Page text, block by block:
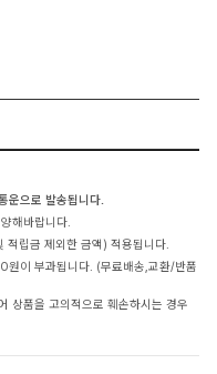
운으로 발송됩니다.
해바랍니다.
립금 제외한 금액) 적용됩니다.
이 부과됩니다. (무료배송,교환/반품
상품을 고의적으로 훼손하시는 경우